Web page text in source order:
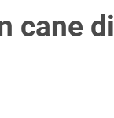
cane di